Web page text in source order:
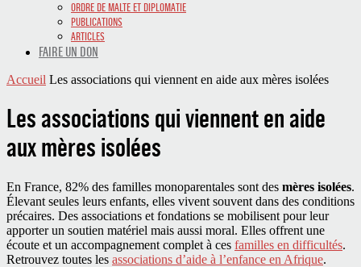
ORDRE DE MALTE ET DIPLOMATIE
PUBLICATIONS
ARTICLES
FAIRE UN DON
Accueil Les associations qui viennent en aide aux mères isolées
Les associations qui viennent en aide
aux mères isolées
En France, 82% des familles monoparentales sont des mères isolées.
Élevant seules leurs enfants, elles vivent souvent dans des conditions
précaires. Des associations et fondations se mobilisent pour leur
apporter un soutien matériel mais aussi moral. Elles offrent une
écoute et un accompagnement complet à ces familles en difficultés.
Retrouvez toutes les associations d’aide à l’enfance en Afrique.